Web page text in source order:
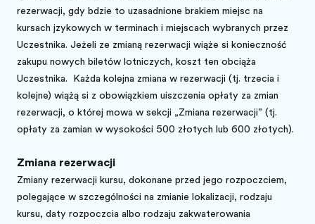
rezerwacji, gdy będzie to uzasadnione brakiem miejsc na
kursach językowych w terminach i miejscach wybranych przez
Uczestnika. Jeżeli ze zmianą rezerwacji wiąże się konieczność
zakupu nowych biletów lotniczych, koszt ten obciąża
Uczestnika.
Każda kolejna zmiana w rezerwacji (tj. trzecia i
kolejne) wiążą się z obowiązkiem uiszczenia opłaty za zmianę
rezerwacji, o której mowa w sekcji „Zmiana rezerwacji” (tj.
opłaty za zamianę w wysokości 500 złotych lub 600 złotych).
Zmiana rezerwacji
Zmiany rezerwacji kursu, dokonane przed jego rozpoczęciem,
polegające w szczególności na zmianie lokalizacji, rodzaju
kursu, daty rozpoczęcia albo rodzaju zakwaterowania